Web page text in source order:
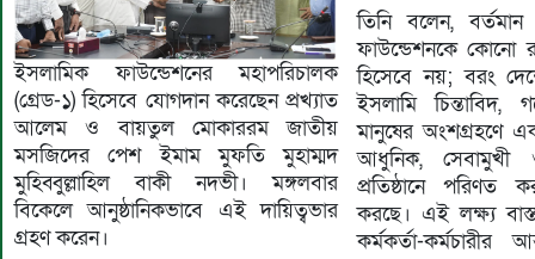
ইসলামিক ফাউন্ডেশনের মহাপরিচালক
(গ্রেড-১) হিসেবে যোগদান করেছেন প্রখ্যাত
আলেম ও বায়তুল মোকাররম জাতীয়
মসজিদের পেশ ইমাম মুফতি মুহাম্মদ
মুহিব্বুল্লাহিল বাকী নদভী। মঙ্গলবার
বিকেলে আনুষ্ঠানিকভাবে এই দায়িত্বভার
গ্রহণ করেন।
তিনি বলেন,
ফাউন্ডেশনকে কোনো
হিসেবে নয়; বরং
ইসলামি চিন্তাবিদ,
মানুষের অংশগ্রহণে
আধুনিক, সেবামুখী
প্রতিষ্ঠানে পরিণত
করছে। এই লক্ষ্য
কর্মকর্তা-কর্মচারীর